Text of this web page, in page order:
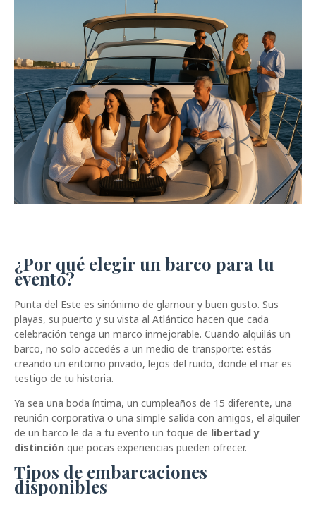
¿Por qué elegir un barco para tu
evento?
Punta del Este es sinónimo de glamour y buen gusto. Sus
playas, su puerto y su vista al Atlántico hacen que cada
celebración tenga un marco inmejorable. Cuando alquilás un
barco, no solo accedés a un medio de transporte: estás
creando un entorno privado, lejos del ruido, donde el mar es
testigo de tu historia.
Ya sea una boda íntima, un cumpleaños de 15 diferente, una
reunión corporativa o una simple salida con amigos, el alquiler
de un barco le da a tu evento un toque de libertad y
distinción que pocas experiencias pueden ofrecer.
Tipos de embarcaciones
disponibles